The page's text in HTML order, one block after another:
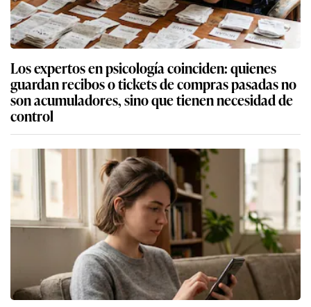
Los expertos en psicología coinciden: quienes
guardan recibos o tickets de compras pasadas no
son acumuladores, sino que tienen necesidad de
control